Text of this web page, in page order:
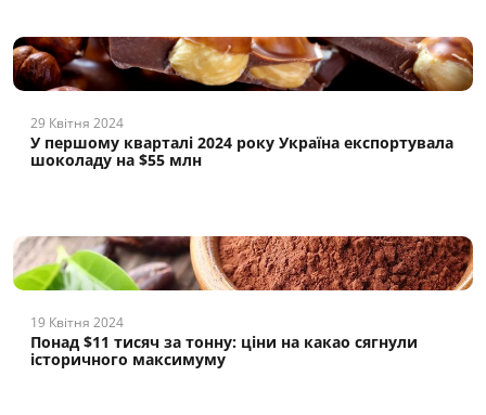
29 Квітня 2024
У першому кварталі 2024 року Україна експортувала
шоколаду на $55 млн
19 Квітня 2024
Понад $11 тисяч за тонну: ціни на какао сягнули
історичного максимуму